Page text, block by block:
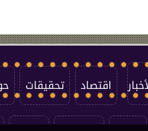
اقتصاد تحقيقات